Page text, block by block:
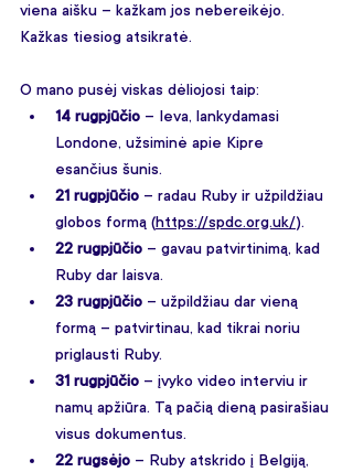
viena aišku – kažkam jos nebereikėjo.
Kažkas tiesiog atsikratė.
O mano pusėj viskas dėliojosi taip:
14 rugpjūčio – Ieva, lankydamasi
Londone, užsiminė apie Kipre
esančius šunis.
21 rugpjūčio – radau Ruby ir užpildžiau
globos formą (https://spdc.org.uk/).
22 rugpjūčio – gavau patvirtinimą, kad
Ruby dar laisva.
23 rugpjūčio – užpildžiau dar vieną
formą – patvirtinau, kad tikrai noriu
priglausti Ruby.
31 rugpjūčio – įvyko video interviu ir
namų apžiūra. Tą pačią dieną pasirašiau
visus dokumentus.
22 rugsėjo – Ruby atskrido į Belgiją,